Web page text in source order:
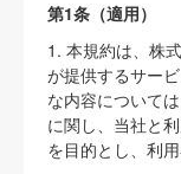
第1条（適用）
1. 本規約は、株
が提供するサー
な内容について
に関し、当社と
を目的とし、利